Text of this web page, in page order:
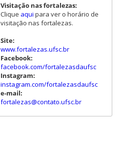
Visitação nas fortalezas:
Clique aqui para ver o horário de
visitação nas fortalezas.
Site:
www.fortalezas.ufsc.br
Facebook:
facebook.com/fortalezasdaufsc
Instagram:
instagram.com/fortalezasdaufsc
e-mail:
fortalezas@contato.ufsc.br